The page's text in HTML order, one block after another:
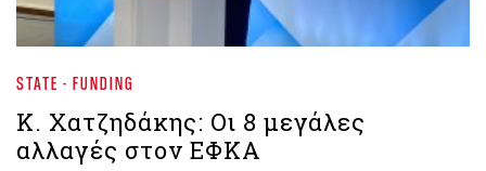
STATE - FUNDING
Κ. Χατζηδάκης: Οι 8 μεγάλες
αλλαγές στον ΕΦΚΑ